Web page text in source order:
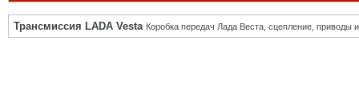
Трансмиссия LADA Vesta Коробка передач Лада Веста, сцепление, приводы и